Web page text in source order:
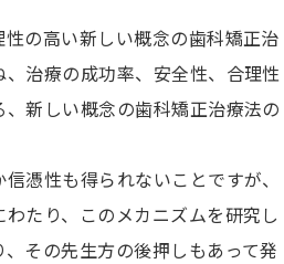
の高い新しい概念の歯科矯正治
治療の成功率、安全性、合理性
新しい概念の歯科矯正治療法の
憑性も得られないことですが、
たり、このメカニズムを研究し
その先生方の後押しもあって発